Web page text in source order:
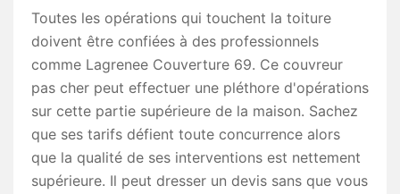
Toutes les opérations qui touchent la toiture
doivent être confiées à des professionnels
comme Lagrenee Couverture 69. Ce couvreur
pas cher peut effectuer une pléthore d'opérations
sur cette partie supérieure de la maison. Sachez
que ses tarifs défient toute concurrence alors
que la qualité de ses interventions est nettement
supérieure. Il peut dresser un devis sans que vous